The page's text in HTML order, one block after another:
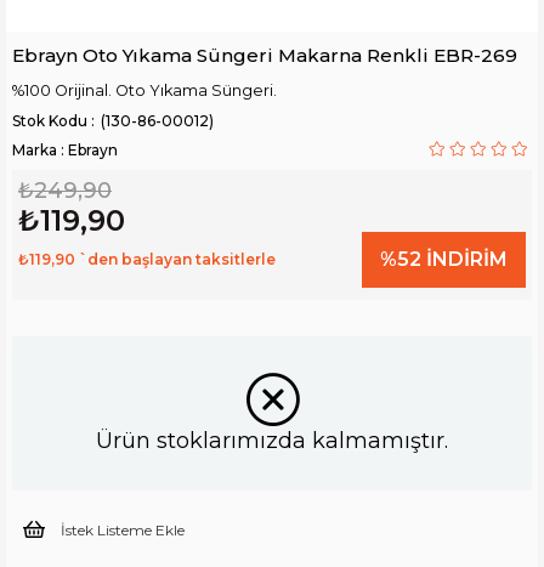
Ebrayn Oto Yıkama Süngeri Makarna Renkli EBR-269
%100 Orijinal. Oto Yıkama Süngeri.
(130-86-00012)
Marka : Ebrayn
₺249,90
₺119,90
₺119,90 `den başlayan taksitlerle %52 İNDIRIM
Ürün stoklarımızda kalmamıştır.
İstek Listeme Ekle